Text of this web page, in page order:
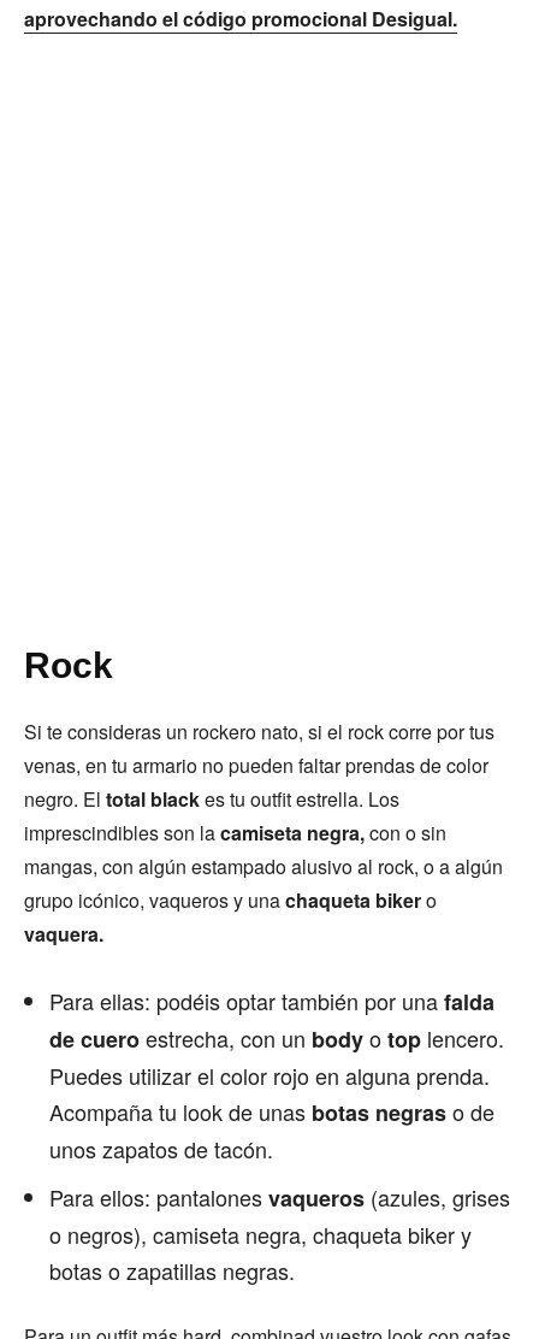
aprovechando el código promocional Desigual.
Rock
Si te consideras un rockero nato, si el rock corre por tus
venas, en tu armario no pueden faltar prendas de color
negro. El total blackes tu outfit estrella. Los
imprescindibles son lacamiseta negra,con o sin
mangas, con algún estampado alusivo al rock, o a algún
grupo icónico, vaqueros y unachaqueta bikero
vaquera.
Para ellas: podéis optar también por unafalda
de cueroestrecha, con un bodyotop lencero.
Puedes utilizar el color rojo en alguna prenda.
Acompaña tu look de unas botas negraso de
unos zapatos de tacón.
Para ellos: pantalonesvaqueros (azules, grises
o negros), camiseta negra, chaqueta biker y
botas o zapatillas negras.